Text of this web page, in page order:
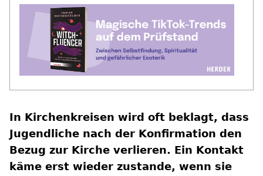
In Kirchenkreisen wird oft beklagt, dass
Jugendliche nach der Konfirmation den
Bezug zur Kirche verlieren. Ein Kontakt
käme erst wieder zustande, wenn sie